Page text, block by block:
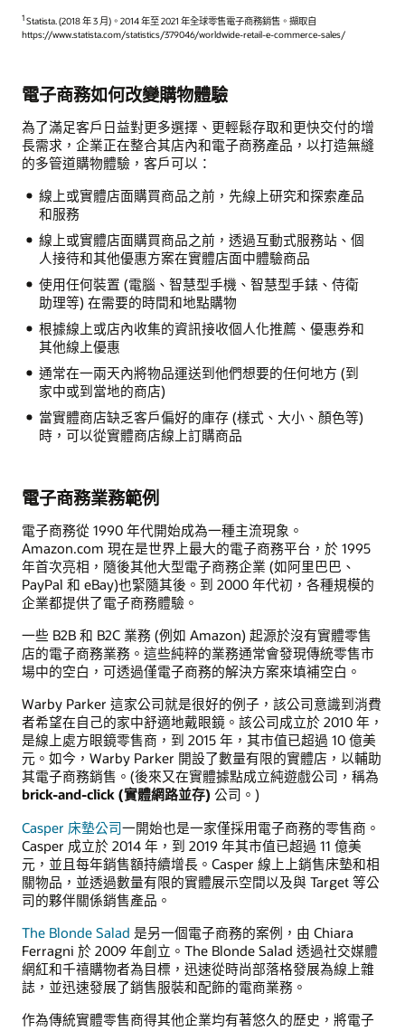
1Statista. (2018 年 3 月)。2014 年至 2021 年全球零售電子商務銷售。擷取自
https://www.statista.com/statistics/379046/worldwide-retail-e-commerce-sales/
電子商務如何改變購物體驗
為了滿足客戶日益對更多選擇、更輕鬆存取和更快交付的增
長需求，企業正在整合其店內和電子商務產品，以打造無縫
的多管道購物體驗，客戶可以：
線上或實體店面購買商品之前，先線上研究和探索產品
和服務
線上或實體店面購買商品之前，透過互動式服務站、個
人接待和其他優惠方案在實體店面中體驗商品
使用任何裝置 (電腦、智慧型手機、智慧型手錶、侍衛
助理等) 在需要的時間和地點購物
根據線上或店內收集的資訊接收個人化推薦、優惠券和
其他線上優惠
通常在一兩天內將物品運送到他們想要的任何地方 (到
家中或到當地的商店)
當實體商店缺乏客戶偏好的庫存 (樣式、大小、顏色等)
時，可以從實體商店線上訂購商品
電子商務業務範例
電子商務從 1990 年代開始成為一種主流現象。
Amazon.com 現在是世界上最大的電子商務平台，於 1995
年首次亮相，隨後其他大型電子商務企業 (如阿里巴巴、
PayPal 和 eBay)也緊隨其後。到 2000 年代初，各種規模的
企業都提供了電子商務體驗。
一些 B2B 和 B2C 業務 (例如 Amazon) 起源於沒有實體零售
店的電子商務業務。這些純粹的業務通常會發現傳統零售市
場中的空白，可透過僅電子商務的解決方案來填補空白。
Warby Parker 這家公司就是很好的例子，該公司意識到消費
者希望在自己的家中舒適地戴眼鏡。該公司成立於 2010 年，
是線上處方眼鏡零售商，到 2015 年，其市值已超過 10 億美
元。如今，Warby Parker 開設了數量有限的實體店，以輔助
其電子商務銷售。(後來又在實體據點成立純遊戲公司，稱為
brick-and-click (實體網路並存) 公司。)
Casper 床墊公司一開始也是一家僅採用電子商務的零售商。
Casper 成立於 2014 年，到 2019 年其市值已超過 11 億美
元，並且每年銷售額持續增長。Casper 線上上銷售床墊和相
關物品，並透過數量有限的實體展示空間以及與 Target 等公
司的夥伴關係銷售產品。
The Blonde Salad 是另一個電子商務的案例，由 Chiara
Ferragni 於 2009 年創立。The Blonde Salad 透過社交媒體
網紅和千禧購物者為目標，迅速從時尚部落格發展為線上雜
誌，並迅速發展了銷售服裝和配飾的電商業務。
作為傳統實體零售商得其他企業均有著悠久的歷史，將電子